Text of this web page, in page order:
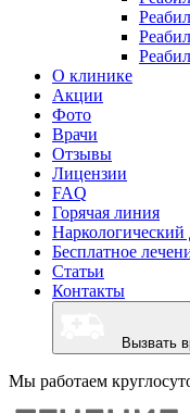
О клинике
Акции
Фото
Врачи
Отзывы
Лицензии
FAQ
Горячая линия
Наркологический
Бесплатное
Статьи
Контакты
Вызвать
Мы работаем